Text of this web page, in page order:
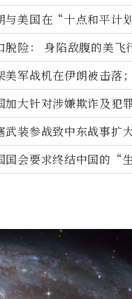
术转让
与美国在“十点和平计
脱险： 身陷敌腹的美飞
美军战机在伊朗被击落
加大针对涉嫌欺诈及犯
力度
武装参战致中东战事扩
侵的可能性
国会要求终结中国的“